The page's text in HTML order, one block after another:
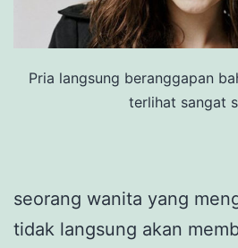
Pria langsung beranggapan
terlihat sangat
seorang wanita yang
tidak langsung akan